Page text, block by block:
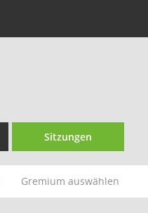
Sitzungen
Gremium auswählen